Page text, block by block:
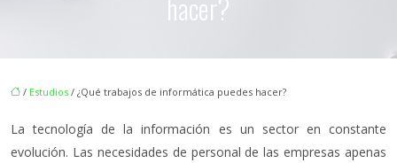
hacer?
/ Estudios / ¿Qué trabajos de informática puedes hacer?
La tecnología de la información es un sector en constante
evolución. Las necesidades de personal de las empresas apenas